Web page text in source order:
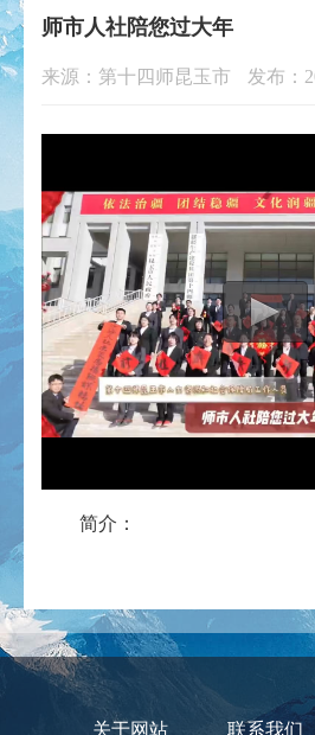
师市人社陪您过大年
来源：第十四师昆玉市 发布：
简介：
关于网站 联系我们